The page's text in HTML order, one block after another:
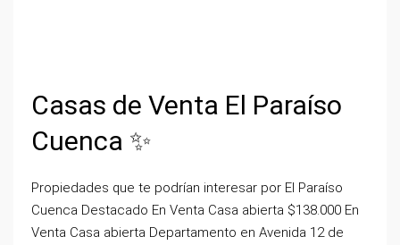
Casas de Venta El Paraíso
Cuenca ✨
Propiedades que te podrían interesar por El Paraíso
Cuenca Destacado En Venta Casa abierta $138.000 En
Venta Casa abierta Departamento en Avenida 12 de